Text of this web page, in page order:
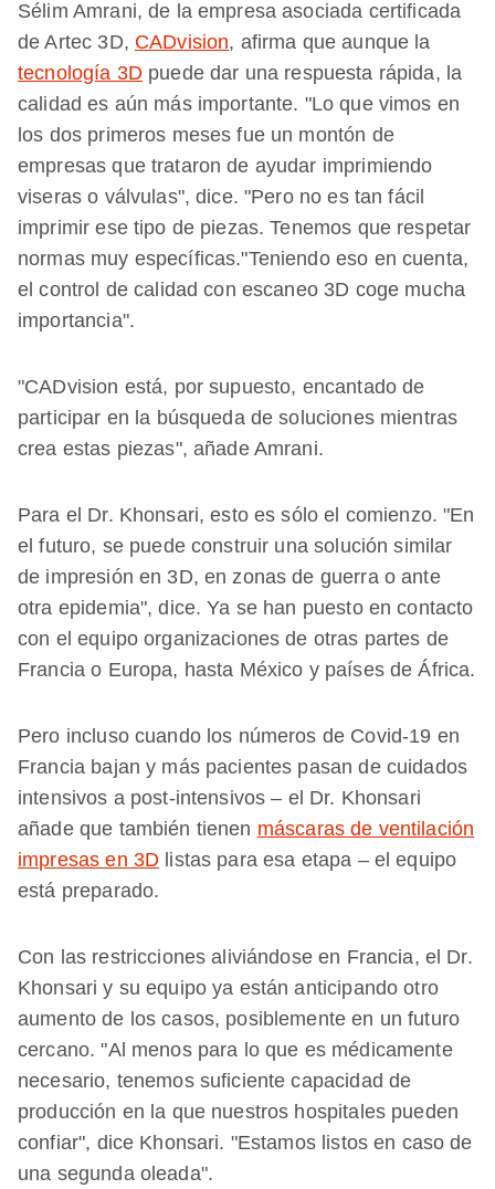
Sélim Amrani, de la empresa asociada certificada
de Artec 3D, CADvision, afirma que aunque la
tecnología 3Dpuede dar una respuesta rápida, la
calidad es aún más importante. "Lo que vimos en
los dos primeros meses fue un montón de
empresas que trataron de ayudar imprimiendo
viseras o válvulas", dice. "Pero no es tan fácil
imprimir ese tipo de piezas. Tenemos que respetar
normas muy específicas."Teniendo eso en cuenta,
el control de calidad con escaneo 3D coge mucha
importancia".
"CADvision está, por supuesto, encantado de
participar en la búsqueda de soluciones mientras
crea estas piezas", añade Amrani.
Para el Dr. Khonsari, esto es sólo el comienzo. "En
el futuro, se puede construir una solución similar
de impresión en 3D, en zonas de guerra o ante
otra epidemia", dice. Ya se han puesto en contacto
con el equipo organizaciones de otras partes de
Francia o Europa, hasta México y países de África.
Pero incluso cuando los números de Covid-19 en
Francia bajan y más pacientes pasan de cuidados
intensivos a post-intensivos – el Dr. Khonsari
añade que también tienen máscaras de ventilación
impresas en 3D listas para esa etapa – el equipo
está preparado.
Con las restricciones aliviándose en Francia, el Dr.
Khonsari y su equipo ya están anticipando otro
aumento de los casos, posiblemente en un futuro
cercano. "Al menos para lo que es médicamente
necesario, tenemos suficiente capacidad de
producción en la que nuestros hospitales pueden
confiar", dice Khonsari. "Estamos listos en caso de
una segunda oleada".